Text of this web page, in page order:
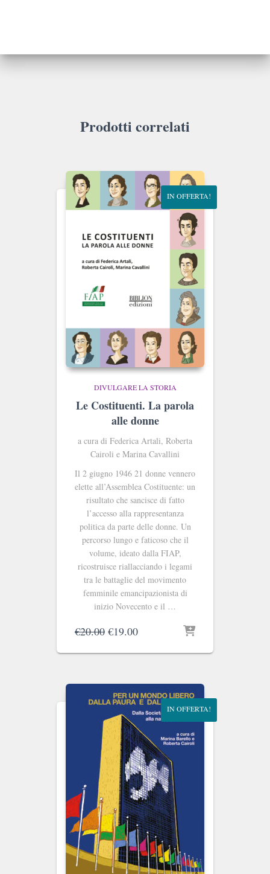
Prodotti correlati
IN OFFERTA!
DIVULGARE LA STORIA
Le Costituenti. La parola
alle donne
a cura di Federica Artali, Roberta
Cairoli e Marina Cavallini
Il 2 giugno 1946 21 donne vennero
elette all’Assemblea Costituente: un
risultato che sancisce di fatto
l’accesso alla rappresentanza
politica da parte delle donne. Un
percorso lungo e faticoso che il
volume, ideato dalla FIAP,
ricostruisce riallacciando i legami
tra le battaglie del movimento
femminile emancipazionista di
inizio Novecento e il …
€20.00 Il
originale
€20.00.
€19.00Il
attuale
€19.00.
IN OFFERTA!